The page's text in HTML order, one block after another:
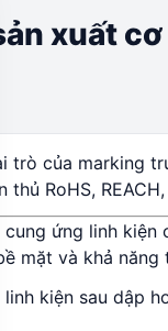
xuất
trò của marking
thủ RoHS,
cung ứng linh kiện
mặt và khả
kiện sau dập